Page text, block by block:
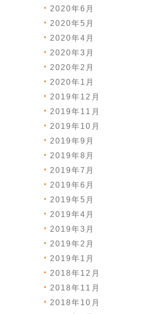
2020年6月
2020年5月
2020年4月
2020年3月
2020年2月
2020年1月
2019年12月
2019年11月
2019年10月
2019年9月
2019年8月
2019年7月
2019年6月
2019年5月
2019年4月
2019年3月
2019年2月
2019年1月
2018年12月
2018年11月
2018年10月